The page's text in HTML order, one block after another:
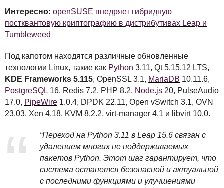
Интересно: openSUSE внедряет гибридную
постквантовую криптографию в дистрибутивах Leap и
Tumbleweed
Под капотом находятся различные обновленные
технологии Linux, такие как Python 3.11, Qt 5.15.12 LTS,
KDE Frameworks 5.115, OpenSSL 3.1, MariaDB 10.11.6,
PostgreSQL 16, Redis 7.2, PHP 8.2, Node.js 20, PulseAudio
17.0, PipeWire 1.0.4, DPDK 22.11, Open vSwitch 3.1, OVN
23.03, Xen 4.18, KVM 8.2.2, virt-manager 4.1 и libvirt 10.0.
“Переход на Python 3.11 в Leap 15.6 связан с
удалением многих не поддерживаемых
пакетов Python. Этот шаг гарантирует, что
система останется безопасной и актуальной
с последними функциями и улучшениями